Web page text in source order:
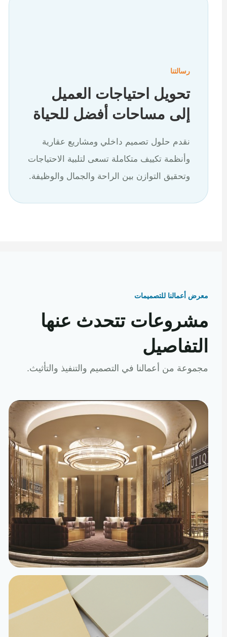
رسالتنا
تحويل احتياجات العميل
إلى مساحات أفضل للحياة
نقدم حلول تصميم داخلي ومشاريع عقارية
وأنظمة تكييف متكاملة تسعى لتلبية الاحتياجات
وتحقيق التوازن بين الراحة والجمال والوظيفة.
معرض أعمالنا للتصميمات
مشروعات تتحدث عنها
التفاصيل
مجموعة من أعمالنا في التصميم والتنفيذ والتأثيث.
تصميم داخلي
مساحات مصممة لتعيش تفاصيلها